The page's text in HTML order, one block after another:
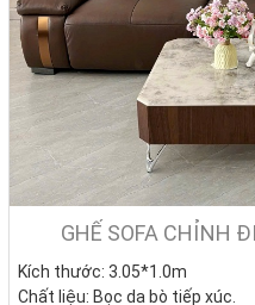
GHẾ SOFA CHỈNH
Kích thước: 3.05*1.0m
Chất liệu: Bọc da bò tiếp xúc.